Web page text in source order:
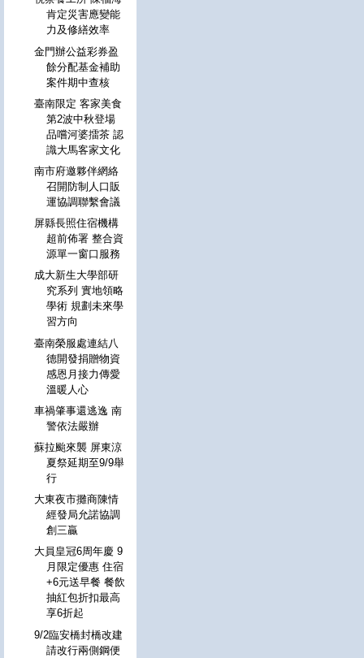
肯定災害應變能
力及修繕效率
金門辦公益彩券盈
餘分配基金補助
案件期中查核
臺南限定 客家美食
第2波中秋登場
品嚐河婆擂茶 認
識大馬客家文化
南市府邀夥伴網絡
召開防制人口販
運協調聯繫會議
屏縣長照住宿機構
超前佈署 整合資
源單一窗口服務
成大新生大學部研
究系列 實地領略
學術 規劃未來學
習方向
臺南榮服處連結八
德開發捐贈物資
感恩月接力傳愛
溫暖人心
車禍肇事還逃逸 南
警依法嚴辦
蘇拉颱來襲 屏東涼
夏祭延期至9/9舉
行
大東夜市攤商陳情
經發局允諾協調
創三贏
大員皇冠6周年慶 9
月限定優惠 住宿
+6元送早餐 餐飲
抽紅包折扣最高
享6折起
9/2臨安橋封橋改建
請改行兩側鋼便